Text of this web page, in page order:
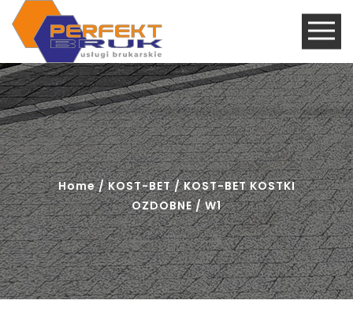
Home/KOST-BET/KOST-BET KOSTKI
OZDOBNE/ W1